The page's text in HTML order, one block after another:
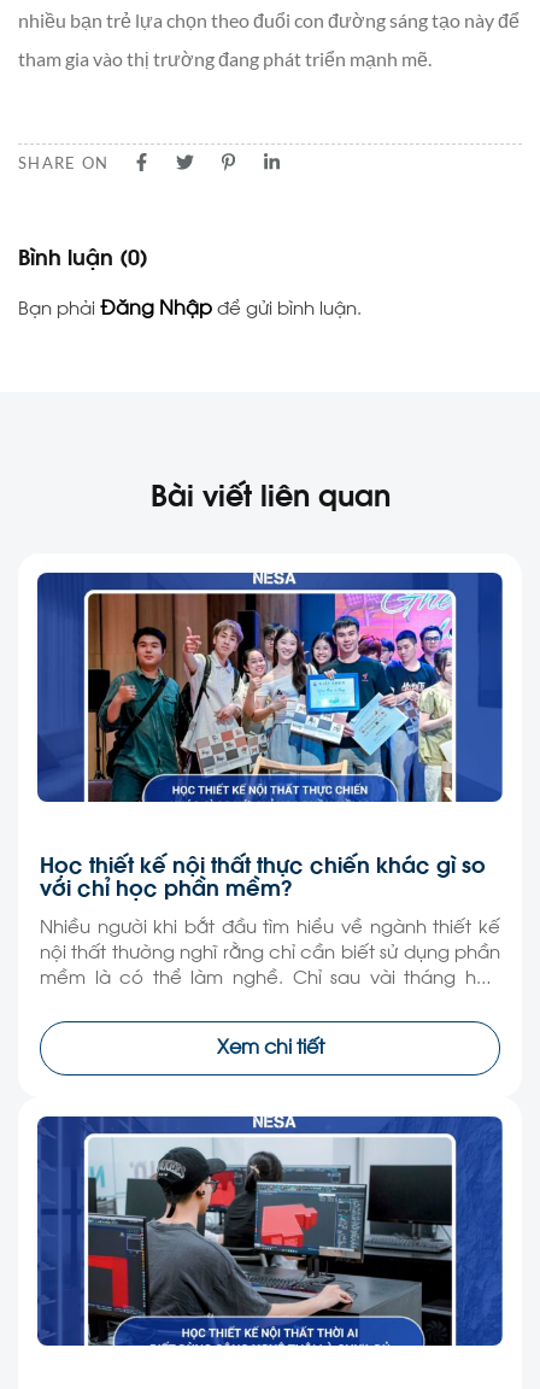
nhiều bạn trẻ lựa chọn theo đuổi con đường sáng tạo này để
tham gia vào thị trường đang phát triển mạnh mẽ.
SHARE ON
Bình luận (0)
Bạn phải Đăng Nhậpđể gửi bình luận.
Bài viết liên quan
Học thiết kế nội thất thực chiến khác gì so
với chỉ học phần mềm?
Nhiều người khi bắt đầu tìm hiểu về ngành thiết kế
nội thất thường nghĩ rằng chỉ cần biết sử dụng phần
mềm là có thể làm nghề. Chỉ sau vài tháng học
có thể tạo ra những bản phối cảnh đẹp mắt như […]
Xem chi tiết